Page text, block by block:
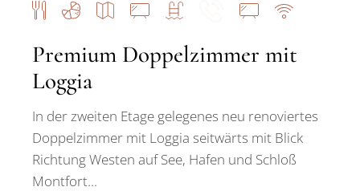
Premium Doppelzimmer mit
Loggia
In der zweiten Etage gelegenes neu renoviertes
Doppelzimmer mit Loggia seitwärts mit Blick
Richtung Westen auf See, Hafen und Schloß
Montfort...